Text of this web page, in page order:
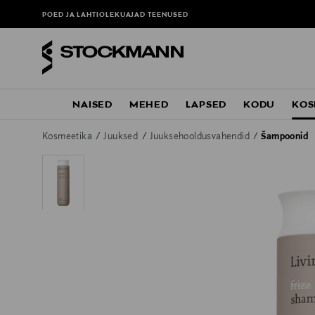
POED JA LAHTIOLEKUAJADTEENUSED
NAISED MEHED LAPSED KODU
Kosmeetika Juuksed Juuksehooldusvahendid Šampoonid